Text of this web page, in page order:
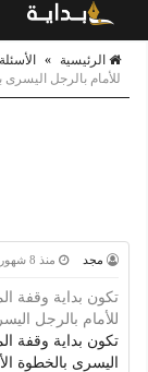
الرئيسية » الأسئلة
للأمام بالرجل اليسرى
مجد منذ 8 شهور
تكون بداية
للأمام بالرجل
تكون بداية وقفة
اليسرى بالخطوة